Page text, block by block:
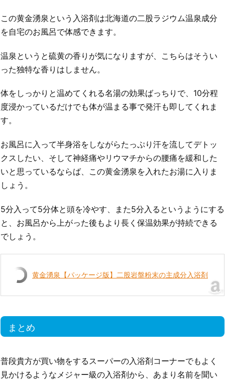
この黄金湧泉という入浴剤は北海道の二股ラジウム温泉成分
を自宅のお風呂で体感できます。
温泉というと硫黄の香りが気になりますが、こちらはそうい
った独特な香りはしません。
体をしっかりと温めてくれる名湯の効果ばっちりで、10分程
度浸かっているだけでも体が温まる事で発汗も即してくれま
す。
お風呂に入って半身浴をしながらたっぷり汗を流してデトッ
クスしたい、そして神経痛やリウマチからの腰痛を緩和した
いと思っているならば、この黄金湧泉を入れたお湯に入りま
しょう。
5分入って5分体と頭を冷やす、また5分入るというようにする
と、お風呂から上がった後もより長く保温効果が持続できる
でしょう。
黄金湧泉【パッケージ版】二股岩盤粉末の主成分入浴剤
まとめ
普段貴方が買い物をするスーパーの入浴剤コーナーでもよく
見かけるようなメジャー級の入浴剤から、あまり名前を聞い